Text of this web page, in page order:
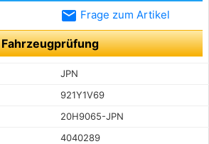
email Frage zum Artikel
Fahrzeugprüfung
JPN
921Y1V69
20H9065-JPN
4040289